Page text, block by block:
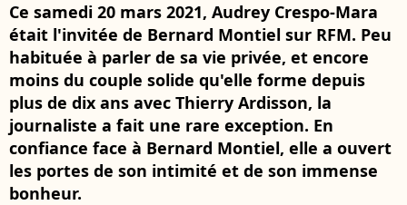
Ce samedi 20 mars 2021, Audrey Crespo-Mara
était l'invitée de Bernard Montiel sur RFM. Peu
habituée à parler de sa vie privée, et encore
moins du couple solide qu'elle forme depuis
plus de dix ans avec Thierry Ardisson, la
journaliste a fait une rare exception. En
confiance face à Bernard Montiel, elle a ouvert
les portes de son intimité et de son immense
bonheur.